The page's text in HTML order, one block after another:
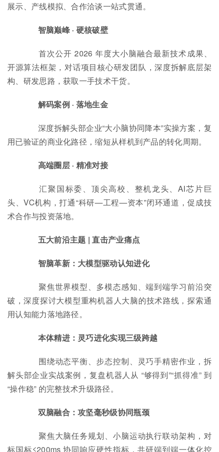
展示、产线模拟、合作洽谈一站式贯通。
智脑巅峰 · 硬核破壁
首次公开 2026 年度大小脑融合最新技术成果、
开源算法框架，对话项目核心研发团队，深度拆解底层架
构、研发思路，获取一手技术干货。
解码案例 · 落地生金
深度拆解头部企业“大小脑协同降本”实操方案，复
用已验证的商业化路径，缩短从样机到产品的转化周期。
高端圈层 · 精准对接
汇聚国标委、顶尖高校、整机龙头、AI芯片巨
头、VC机构，打通“科研—工程—资本”闭环通道，促成技
术合作与投资落地。
五大前沿主题 | 直击产业痛点
智脑革新：大模型驱动认知进化
聚焦世界模型、多模态感知、端到端学习前沿突
破，深度探讨大模型重构机器人大脑的技术路线，探索通
用认知能力落地路径。
本体精进：灵巧进化实现三级跨越
围绕动态平衡、步态控制、灵巧手精密作业，拆
解头部企业实战案例，复盘机器人从 “够得到”“抓得准” 到
“操作稳” 的完整技术升级路径。
双脑融合：攻坚毫秒级协同瓶颈
聚焦大脑任务规划、小脑运动执行联动架构，对
标国标≤200ms 协同响应硬性指标，共研端到端一体化控